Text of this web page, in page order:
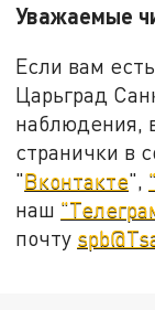
Уважаемые
Если вам
Царьград
наблюдения,
странички в
"Вконтакте",
наш
почту